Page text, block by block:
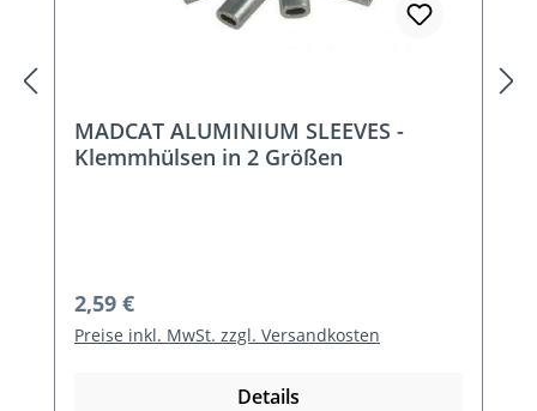
MADCAT ALUMINIUM SLEEVES -
Klemmhülsen in 2 Größen
Regulärer Preis:
2,59 €
Preise inkl. MwSt. zzgl. Versandkosten
Details